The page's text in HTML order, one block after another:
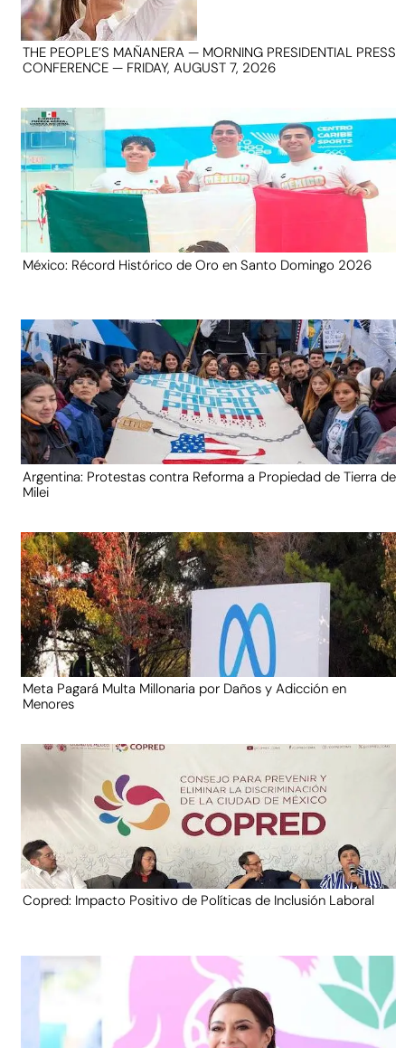
THE PEOPLE’S MAÑANERA — MORNING PRESIDENTIAL PRESS
CONFERENCE — FRIDAY, AUGUST 7, 2026
México: Récord Histórico de Oro en Santo Domingo 2026
Argentina: Protestas contra Reforma a Propiedad de Tierra de
Milei
Meta Pagará Multa Millonaria por Daños y Adicción en
Menores
Copred: Impacto Positivo de Políticas de Inclusión Laboral